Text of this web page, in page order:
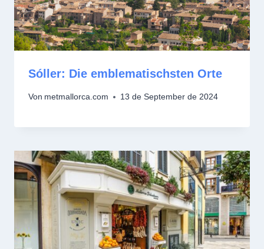
Sóller: Die emblematischsten Orte
Von metmallorca.com 13 de September de 2024